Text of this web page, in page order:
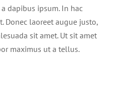
dapibus ipsum. In hac
Donec laoreet augue justo,
sit amet. Ut sit amet
maximus ut a tellus.